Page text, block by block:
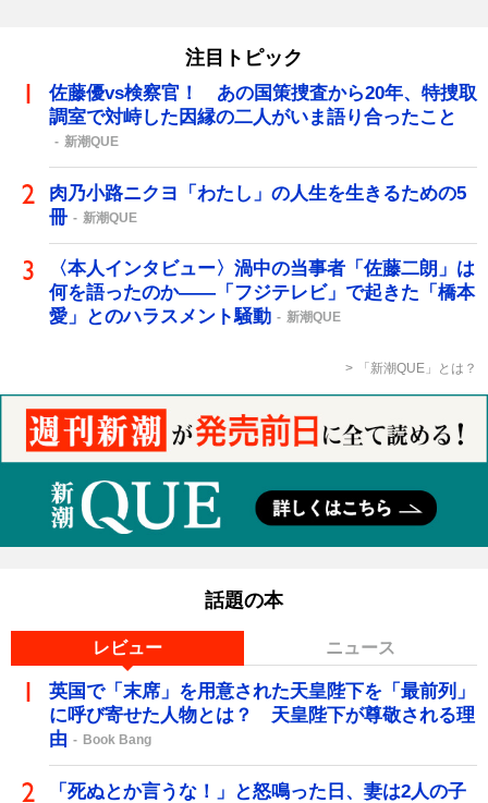
注目トピック
佐藤優vs検察官！ あの国策捜査から20年、特捜取
調室で対峙した因縁の二人がいま語り合ったこと
新潮QUE
肉乃小路ニクヨ「わたし」の人生を生きるための5
冊
新潮QUE
〈本人インタビュー〉渦中の当事者「佐藤二朗」は
何を語ったのか――「フジテレビ」で起きた「橋本
愛」とのハラスメント騒動
新潮QUE
「新潮QUE」とは？
話題の本
レビュー ニュース
英国で「末席」を用意された天皇陛下を「最前列」
に呼び寄せた人物とは？ 天皇陛下が尊敬される理
由
Book Bang
「死ぬとか言うな！」と怒鳴った日、妻は2人の子